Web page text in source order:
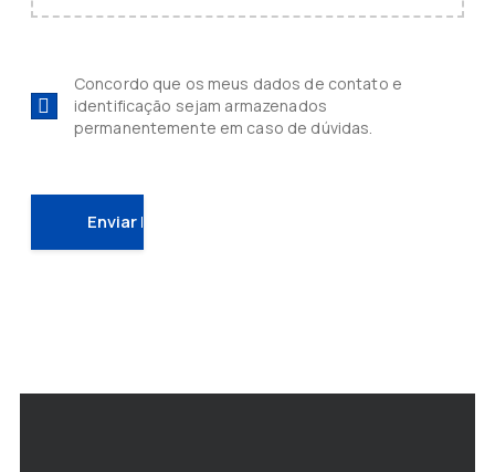
Concordo que os meus dados de contato e
identificação sejam armazenados
permanentemente em caso de dúvidas.